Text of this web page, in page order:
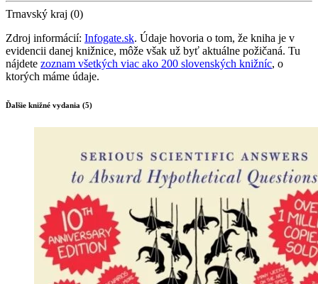
Trnavský kraj (0)
Zdroj informácií: Infogate.sk. Údaje hovoria o tom, že kniha je v
evidencii danej knižnice, môže však už byť aktuálne požičaná. Tu
nájdete zoznam všetkých viac ako 200 slovenských knižníc, o
ktorých máme údaje.
Ďalšie knižné vydania (5)